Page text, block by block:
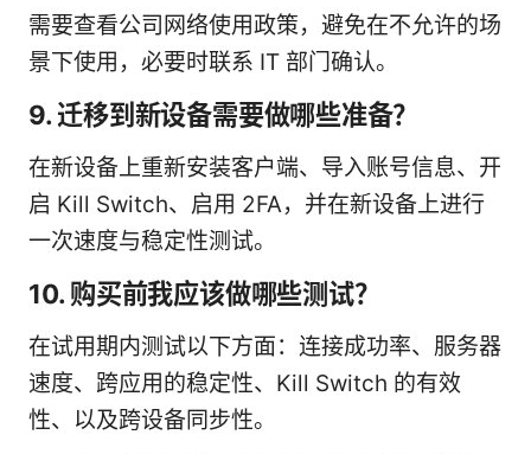
需要查看公司网络使用政策，避免在不允许的场
景下使用，必要时联系 IT 部门确认。
9. 迁移到新设备需要做哪些准备？
在新设备上重新安装客户端、导入账号信息、开
启 Kill Switch、启用 2FA，并在新设备上进行
一次速度与稳定性测试。
10. 购买前我应该做哪些测试？
在试用期内测试以下方面：连接成功率、服务器
速度、跨应用的稳定性、Kill Switch 的有效
性、以及跨设备同步性。